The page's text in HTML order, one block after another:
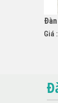
Giá :